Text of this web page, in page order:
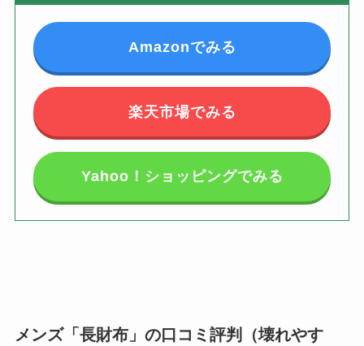
Amazonでみる
楽天市場でみる
Yahoo！ショッピングでみる
メンズ「長財布」の口コミ評判（壊れやす